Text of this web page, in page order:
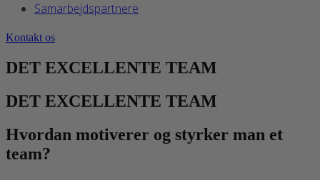
Samarbejdspartnere
Kontakt os
DET EXCELLENTE TEAM
DET EXCELLENTE TEAM
Hvordan motiverer og styrker man et
team?